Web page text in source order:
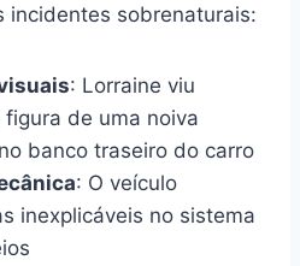
incidentes sobrenaturais:
: Lorraine viu
de uma noiva
banco traseiro do carro
: O veículo
inexplicáveis no sistema